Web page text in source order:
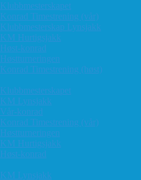
Klubbmesterskapet
Konrad Timestrening (vår)
Klubbmesterskap Lynsjakk
KM Hurtigsjakk
Høst-konrad
Høstturneringen
Konrad Timestrening (høst)
Klubbmesterskapet
KM Lynsjakk
Vår-konrad
Konrad Timestrening (vår)
Høstturneringen
KM Hurtigsjakk
Høst-konrad
KM Lynsjakk